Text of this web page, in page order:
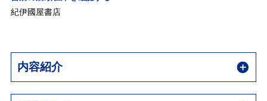
紀伊國屋書店
内容紹介